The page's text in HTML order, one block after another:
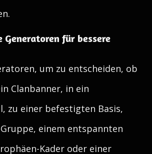
für bessere
um zu entscheiden, ob
Clanbanner, in ein
zu einer befestigten Basis,
einem entspannten
Kader oder einer